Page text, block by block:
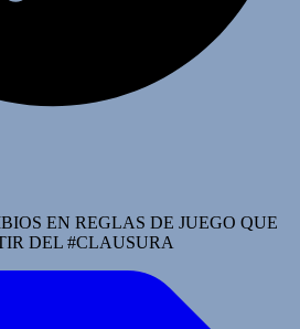
EN REGLAS DE JUEGO QUE
DEL #CLAUSURA